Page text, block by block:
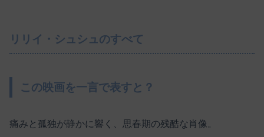
リリイ・シュシュのすべて
この映画を一言で表すと？
痛みと孤独が静かに響く、思春期の残酷な肖像。